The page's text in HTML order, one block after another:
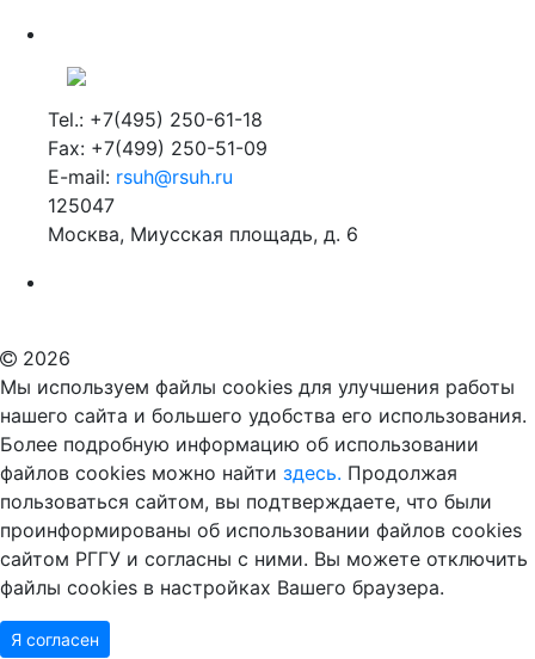
Tel.: +7(495) 250-61-18
Fax: +7(499) 250-51-09
E-mail: rsuh@rsuh.ru
125047
Москва, Миусская площадь, д. 6
2026
Мы используем файлы cookies для улучшения работы
нашего сайта и большего удобства его использования.
Более подробную информацию об использовании
файлов cookies можно найти здесь. Продолжая
пользоваться сайтом, вы подтверждаете, что были
проинформированы об использовании файлов cookies
сайтом РГГУ и согласны с ними. Вы можете отключить
файлы cookies в настройках Вашего браузера.
Я согласен